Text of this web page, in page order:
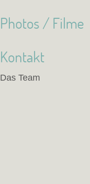
Photos / Filme
Kontakt
Das Team